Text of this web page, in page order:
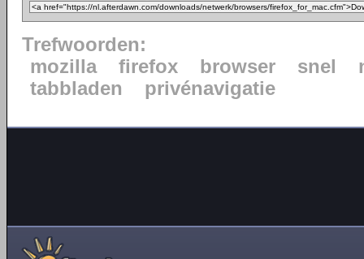
Trefwoorden:
mozilla
firefox browser snel
tabbladen
privénavigatie